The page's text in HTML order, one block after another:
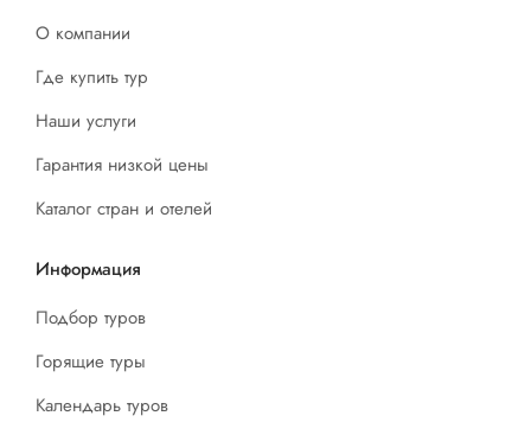
О компании
Где купить тур
Наши услуги
Гарантия низкой цены
Каталог стран и отелей
Информация
Подбор туров
Горящие туры
Календарь туров